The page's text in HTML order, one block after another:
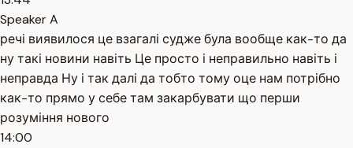
Speaker A
речі виявилося це взагалі судже була вообще как-то да
ну такі новини навіть Це просто і неправильно навіть і
неправда Ну і так далі да тобто тому оце нам потрібно
как-то прямо у себе там закарбувати що перши
розуміння нового
14:00